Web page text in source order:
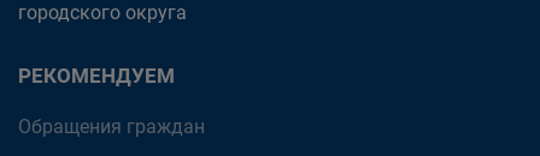
городского округа
РЕКОМЕНДУЕМ
Обращения граждан